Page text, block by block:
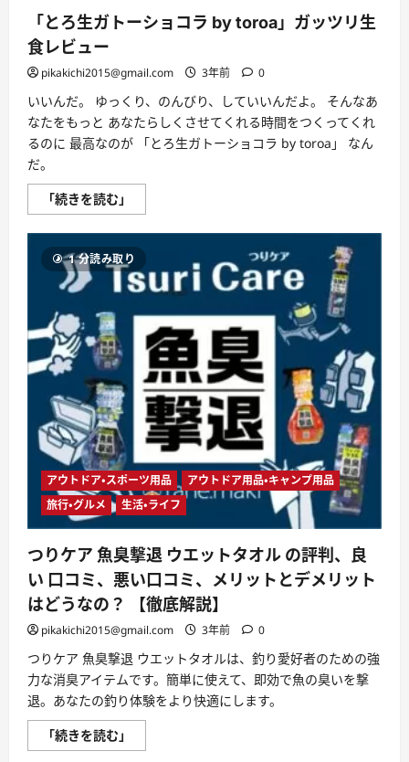
ツ
販
サ
イ
ト
【DELISH
MALL】
に
て
に
読
む
「とろ生ガトーショコラ by toroa」ガッツリ生
食レビュー
pikakichi2015@gmail.com 3年前 0
いいんだ。 ゆっくり、のんびり、していいんだよ。 そんなあ
なたをもっと あなたらしくさせてくれる時間をつくってくれ
るのに 最高なのが 「とろ生ガトーショコラ by toroa」 なん
だ。
「続きを読む」
ろ
ガ
ト
ー
シ
ョ
ラ
toroa」
ツ
リ
ー
に
つ
い
て
さ
ら
に
読
む
1 分読み取り
アウトドア・スポーツ用品
アウトドア用品・キャンプ用品
旅行・グルメ
生活・ライフ
つりケア 魚臭撃退 ウエットタオル の評判、良
い 口コミ、悪い口コミ、メリットとデメリット
はどうなの？ 【徹底解説】
pikakichi2015@gmail.com 3年前 0
つりケア 魚臭撃退 ウエットタオルは、釣り愛好者のための強
力な消臭アイテムです。簡単に使えて、即効で魚の臭いを撃
退。あなたの釣り体験をより快適にします。
「続きを読む」
り